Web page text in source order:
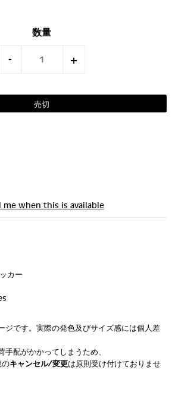
数量
- +
me when this is available
カー
ジです。実際の発色及びサイズ感には個人差
配がかかってしまうため、
のキャンセル/変更は原則受け付けておりませ